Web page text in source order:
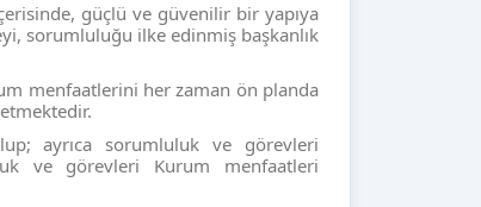
güçlü ve güvenilir bir yapıya
sorumluluğu ilke edinmiş başkanlık
menfaatlerini her zaman ön planda
ayrıca sorumluluk ve görevleri
ve görevleri Kurum menfaatleri